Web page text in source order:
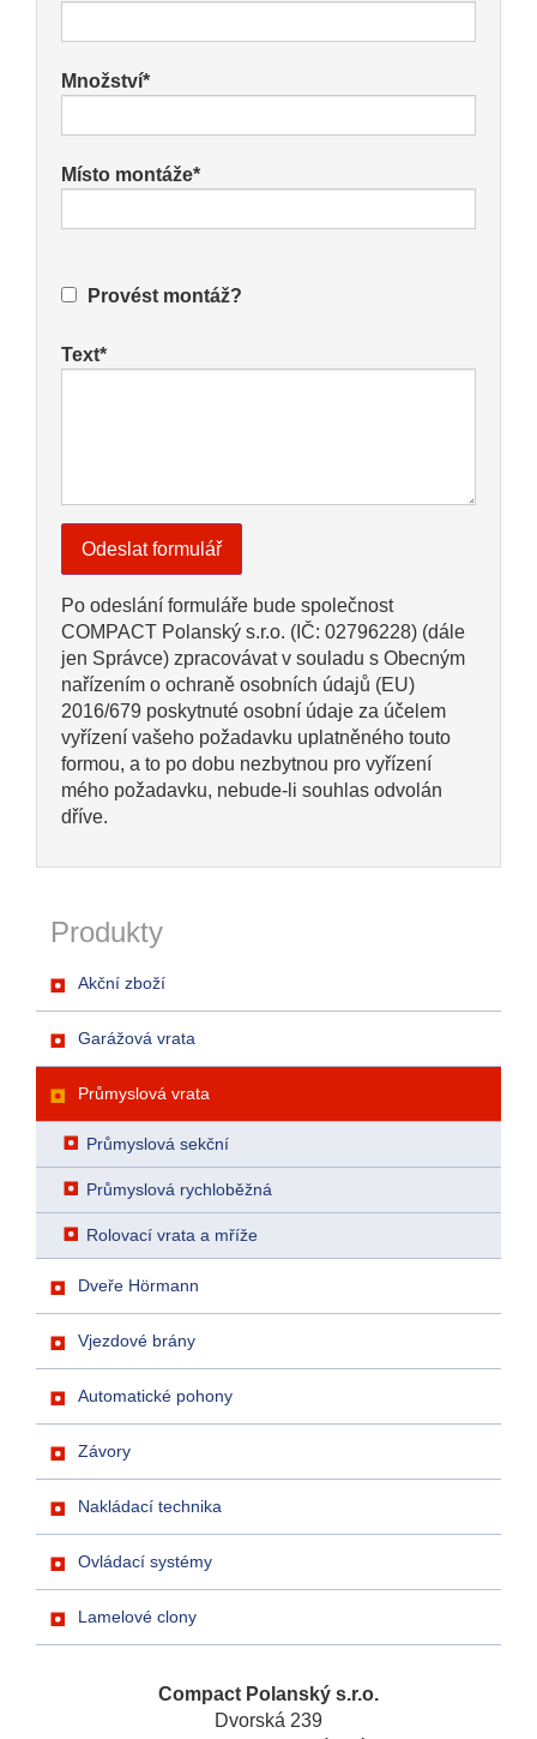
Množství*
Místo montáže*
Provést montáž?
Text*
Po odeslání formuláře bude společnost
COMPACT Polanský s.r.o. (IČ: 02796228) (dále
jen Správce) zpracovávat v souladu s Obecným
nařízením o ochraně osobních údajů (EU)
2016/679 poskytnuté osobní údaje za účelem
vyřízení vašeho požadavku uplatněného touto
formou, a to po dobu nezbytnou pro vyřízení
mého požadavku, nebude-li souhlas odvolán
dříve.
Produkty
Akční zboží
Garážová vrata
Průmyslová vrata
Průmyslová sekční
Průmyslová rychloběžná
Rolovací vrata a mříže
Dveře Hörmann
Vjezdové brány
Automatické pohony
Závory
Nakládací technika
Ovládací systémy
Lamelové clony
Compact Polanský s.r.o.
Dvorská 239